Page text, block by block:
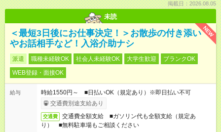
掲載日：2026.08.05
未読
NEW
＜最短3日後にお仕事決定！＞お散歩の付き添い
やお話相手など！入浴介助ナシ
派遣 職種未経験OK 社会人未経験OK 大学生歓迎
ブランクOK
WEB登録・面接OK
給与
時給1550円～ ■日払いOK（規定あり）※即日払い不可
交通費別途支給あり
交通費
交通費全額支給 ■ガソリン代も全額支給（規定あ
り） ■無料駐車場もご相談ください